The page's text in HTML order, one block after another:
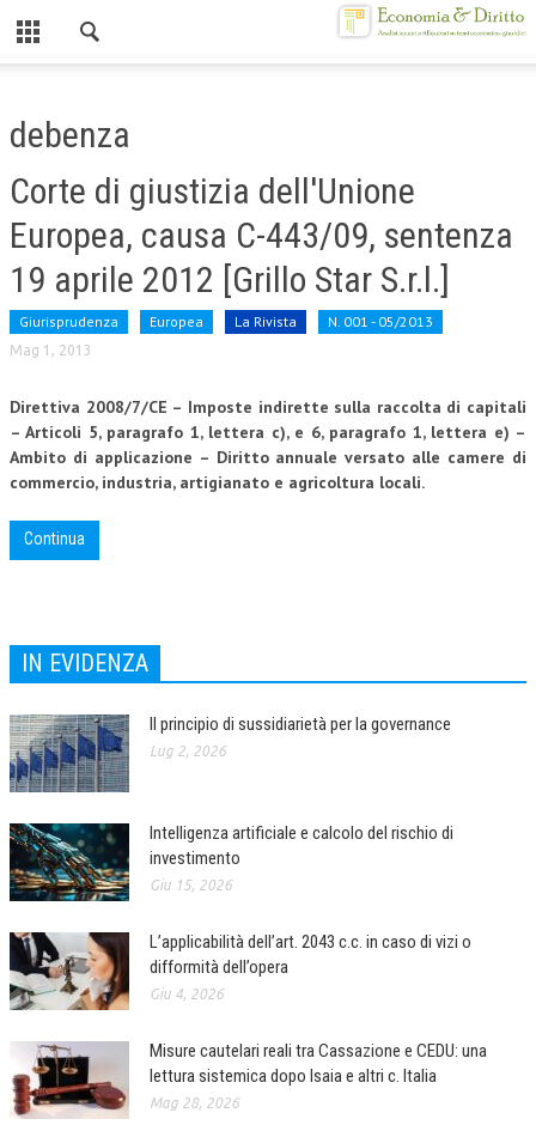
CHI SIAMO
MISSION
CONTATTI
CENTRO STUDI
ATTO COSTITUTIVO E STATUTO
OBIETTIVI
DIREZIONE SCIENTIFICA
ALTA FORMAZIONE
DIVENTA SOCIO
LA RIVISTA
COMITATO SCIENTIFICO
COMITATO EDITORIALE
REDAZIONE
PEER REVIEW
AUTORI
COLLABORA CON NOI
debenza
Corte di giustizia dell'Unione
Europea, causa C-443/09, sentenza
19 aprile 2012 [Grillo Star S.r.l.]
Giurisprudenza Europea La Rivista N. 001 - 05/2013
Mag 1, 2013
Direttiva 2008/7/CE – Imposte indirette sulla raccolta di capitali
– Articoli 5, paragrafo 1, lettera c), e 6, paragrafo 1, lettera e) –
Ambito di applicazione – Diritto annuale versato alle camere di
commercio, industria, artigianato e agricoltura locali.
Continua
IN EVIDENZA
Il principio di sussidiarietà per la governance
Lug 2, 2026
Intelligenza artificiale e calcolo del rischio di
investimento
Giu 15, 2026
L’applicabilità dell’art. 2043 c.c. in caso di vizi o
difformità dell’opera
Giu 4, 2026
Misure cautelari reali tra Cassazione e CEDU: una
lettura sistemica dopo Isaia e altri c. Italia
Mag 28, 2026